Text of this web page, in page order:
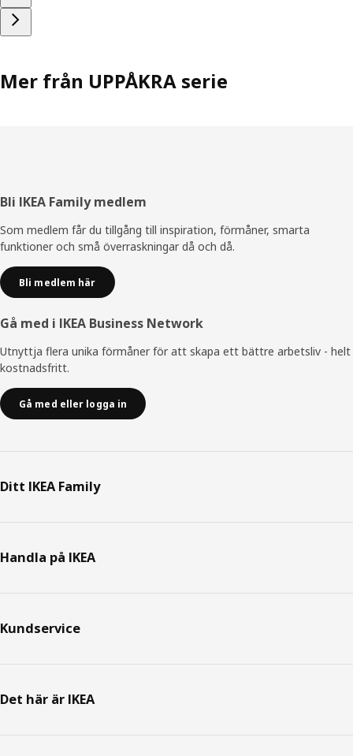
Mer från UPPÅKRA serie
Sidfot
Bli IKEA Family medlem
Som medlem får du tillgång till inspiration, förmåner, smarta
funktioner och små överraskningar då och då.
Bli medlem här
Gå med i IKEA Business Network
Utnyttja flera unika förmåner för att skapa ett bättre arbetsliv - helt
kostnadsfritt.
Gå med eller logga in
Ditt IKEA Family
Handla på IKEA
Kundservice
Det här är IKEA